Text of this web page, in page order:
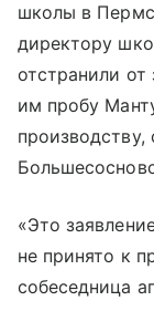
школы в
директору
отстранили от
им пробу
«Это
не принято к
собеседница